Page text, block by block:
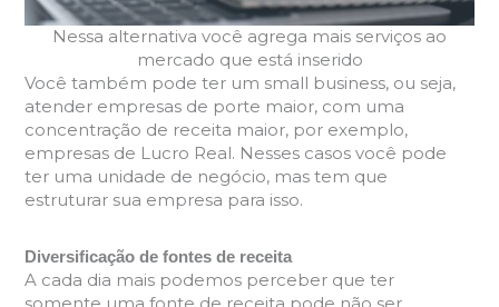
Nessa alternativa você agrega mais serviços ao
mercado que está inserido
Você também pode ter um small business, ou seja,
atender empresas de porte maior, com uma
concentração de receita maior, por exemplo,
empresas de Lucro Real. Nesses casos você pode
ter uma unidade de negócio, mas tem que
estruturar sua empresa para isso.
Diversificação de fontes de receita
A cada dia mais podemos perceber que ter